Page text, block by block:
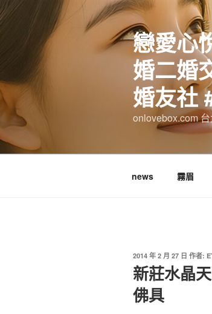
跳
至
容
戀愛心
婚二婚
婚友社
onlovebox.com
news 霧眉
發
佈
於
2014 年 2 月 27 日 作者:
新莊水晶
佛具